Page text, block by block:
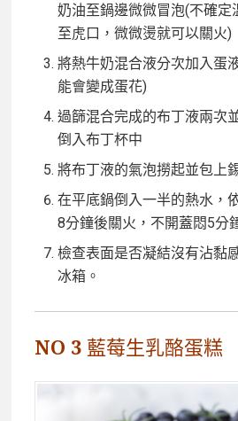
奶油至鍋邊微微冒泡(不確定
至虎口，微微燙就可以關火)
將熱牛奶混合液分次加入蛋
能會變成蛋花)
過篩混合完成的布丁液兩次
倒入布丁杯中
將布丁液的氣泡撈起並包上
在平底鍋倒入一半的熱水，
8分鐘後關火，不開蓋悶5分
檢查表面是否凝結沒有沾黏
冰箱。
NO 3 藍莓生乳酪蛋糕